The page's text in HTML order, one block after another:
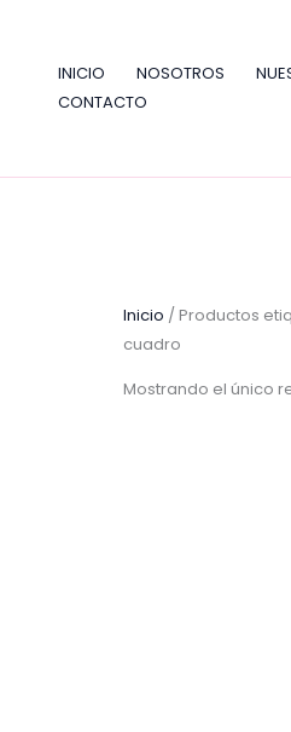
contenidoINICIO NOSOTROS
CONTACTO
Inicio / Productos
cuadro
Mostrando el único